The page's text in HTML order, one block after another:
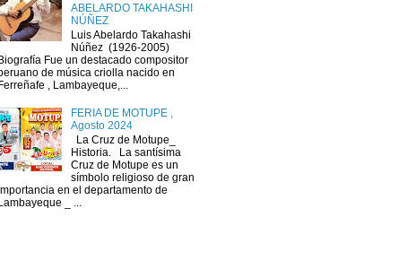
ABELARDO TAKAHASHI
NÚÑEZ
Luis Abelardo Takahashi
Núñez (1926-2005)
Biografía Fue un destacado compositor
de música criolla nacido en
Ferreñafe , Lambayeque,...
FERIA DE MOTUPE ,
Agosto 2024
La Cruz de Motupe_
Historia. La santísima
Cruz de Motupe es un
símbolo religioso de gran
en el departamento de
Lambayeque _ ...